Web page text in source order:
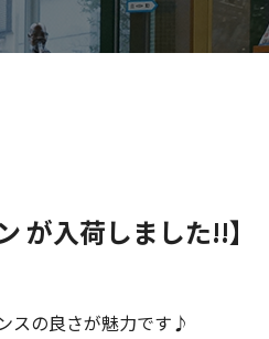
が入荷しました!!】
スの良さが魅力です♪